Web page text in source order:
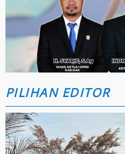
PILIHAN EDITOR